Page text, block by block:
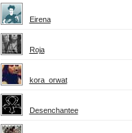
Eirena
Roja
kora_orwat
Desenchantee